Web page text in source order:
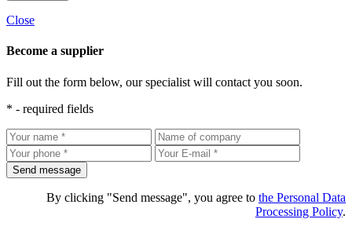
Close
Become a supplier
Fill out the form below, our specialist will contact you soon.
* - required fields
By clicking "Send message", you agree to the Personal Data
Processing Policy.